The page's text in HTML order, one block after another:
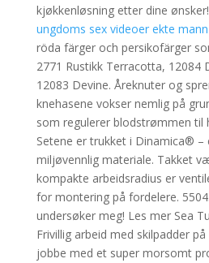
kjøkkenløsning etter dine
ungdoms sex videoer ekte
röda färger och persikofärger
2771 Rustikk Terracotta, 12084
12083 Devine. Åreknuter og
knehasene vokser nemlig på
som regulerer blodstrømmen til
Setene er trukket i Dinamica®
miljøvennlig materiale. Takket
kompakte arbeidsradius er
for montering på fordelere.
undersøker meg! Les mer Sea
Frivillig arbeid med skilpadder
jobbe med et super morsomt